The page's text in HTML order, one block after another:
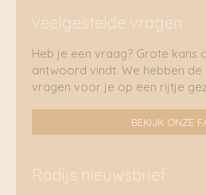
veelgestelde vragen
Heb je een vraag? Grote kans
antwoord vindt. We hebben de
vragen voor je op een rijtje
BEKIJK ONZE
Radijs nieuwsbrief